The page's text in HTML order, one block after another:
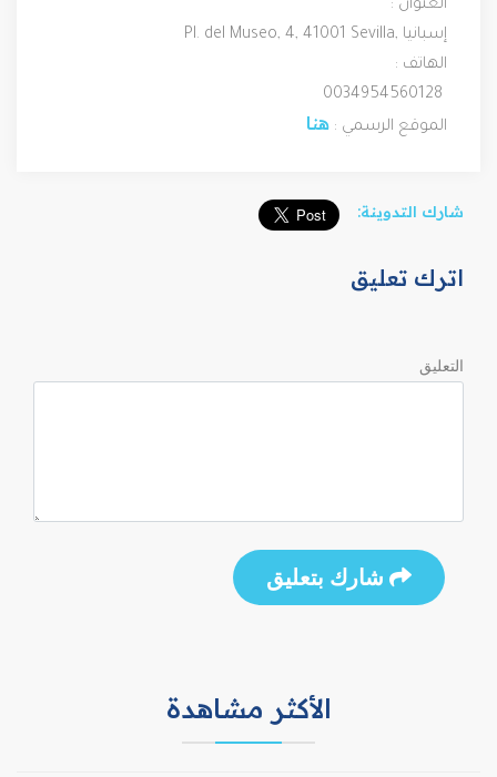
العنوان :
Pl. del Museo, 4, 41001 Sevilla, إسبانيا
الهاتف :
الموقع الرسمي : هنا
شارك التدوينة:
اترك تعليق
التعليق
شارك بتعليق
الأكثر مشاهدة